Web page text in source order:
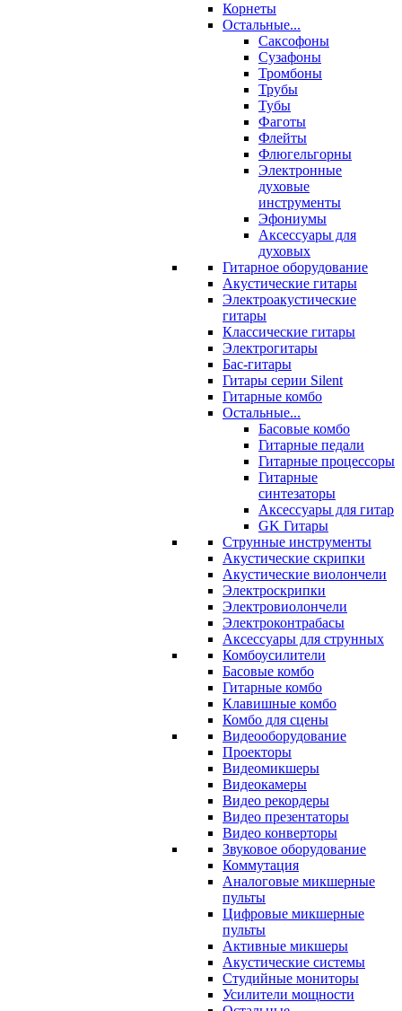
Корнеты
Остальные...
Саксофоны
Сузафоны
Тромбоны
Трубы
Тубы
Фаготы
Флейты
Флюгельгорны
Электронные
духовые
инструменты
Эфониумы
Аксессуары для
духовых
Гитарное оборудование
Акустические гитары
Электроакустические
гитары
Классические гитары
Электрогитары
Бас-гитары
Гитары серии Silent
Гитарные комбо
Остальные...
Басовые комбо
Гитарные педали
Гитарные процессоры
Гитарные
синтезаторы
Аксессуары для гитар
GK Гитары
Струнные инструменты
Акустические скрипки
Акустические виолончели
Электроскрипки
Электровиолончели
Электроконтрабасы
Аксессуары для струнных
Комбоусилители
Басовые комбо
Гитарные комбо
Клавишные комбо
Комбо для сцены
Видеооборудование
Проекторы
Видеомикшеры
Видеокамеры
Видео рекордеры
Видео презентаторы
Видео конверторы
Звуковое оборудование
Коммутация
Аналоговые микшерные
пульты
Цифровые микшерные
пульты
Активные микшеры
Акустические системы
Студийные мониторы
Усилители мощности